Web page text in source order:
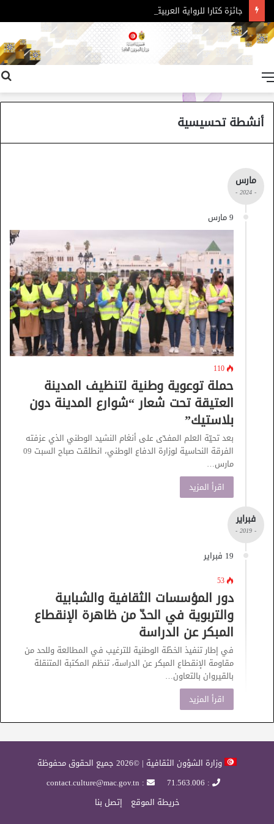
جائزة كتارا للرواية العربية – الدورة 11
أنشطة تحسيسية
مارس
- 2024 -
9 مارس
110
حملة توعوية وطنية لتنظيف المدينة
العتيقة تحت شعار “شوارع المدينة دون
بلاستيك”
بعد تحيّة العلم المفدّى على أنغام النشيد الوطني الذي عزفته
الفرقة النحاسية لوزارة الدفاع الوطني، انطلقت صباح السبت 09
مارس…
اقرأ المزيد
فبراير
- 2019 -
19 فبراير
53
دور المؤسسات الثقافية والشبابية
والتربوية في الحدّ من ظاهرة الإنقطاع
المبكر عن الدراسة
في إطار تنفيذ الخطّة الوطنية للترغيب في المطالعة وللحد من
مقاومة الإنقطاع المبكر عن الدراسة، تنظم المكتبة المتنقلة
بالقيروان بالتعاون…
اقرأ المزيد
وزارة الشؤون الثقافية | ©2026 جميع الحقوق محفوظة
: 71.563.006
: contact.culture@mac.gov.tn
خريطة الموقع
إتصل بنا